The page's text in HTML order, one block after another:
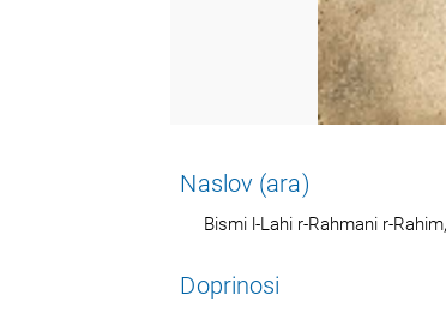
Naslov (ara)
Bismi l-Lahi r-Rahmani r-
Doprinosi